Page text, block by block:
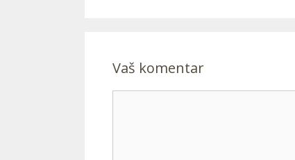
Vaš komentar